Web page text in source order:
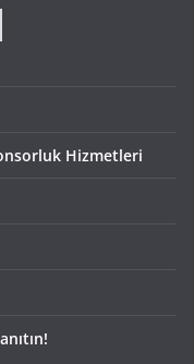
Hizmetleri